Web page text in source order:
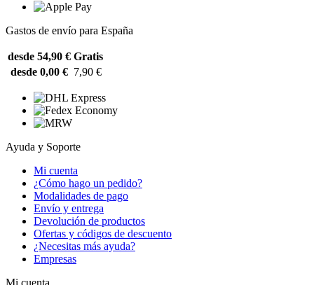
Gastos de envío para España
desde 54,90 € Gratis
desde 0,00 € 7,90 €
Ayuda y Soporte
Mi cuenta
¿Cómo hago un pedido?
Modalidades de pago
Envío y entrega
Devolución de productos
Ofertas y códigos de descuento
¿Necesitas más ayuda?
Empresas